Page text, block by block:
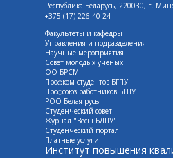
Республика Беларусь, 220030, г.
+375 (17) 226-40-24
Факультеты и кафедры
Управления и подразделения
Научные мероприятия
Совет молодых ученых
ОО БРСМ
Профком студентов БГПУ
Профсоюз работников БГПУ
РОО Белая русь
Студенческий совет
Журнал "Весцi БДПУ"
Студенческий портал
Платные услуги
Институт повышения